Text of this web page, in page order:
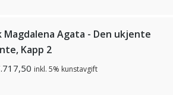
Magdalena Agata - Den ukjente
Kapp 2
inkl. 5% kunstavgift